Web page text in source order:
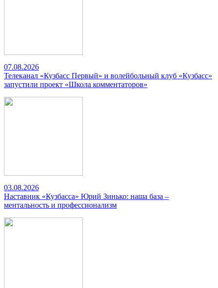
07.08.2026
Телеканал «Кузбасс Первый» и волейбольный клуб «Кузбасс»
запустили проект «Школа комментаторов»
03.08.2026
Наставник «Кузбасса» Юрий Зинько: наша база –
ментальность и профессионализм